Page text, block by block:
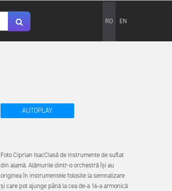
RO EN
AUTOPLAY
Foto Ciprian IsacClasă de instrumente de suflat
din alamă. Alămurile dintr-o orchestră își au
originea în instrumentele folosite la semnalizare
și care pot ajunge până la cea de-a 16-a armonică